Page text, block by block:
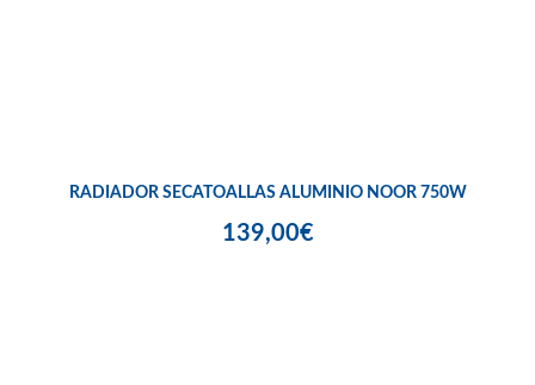
RADIADOR SECATOALLAS ALUMINIO NOOR 750W
139,00€